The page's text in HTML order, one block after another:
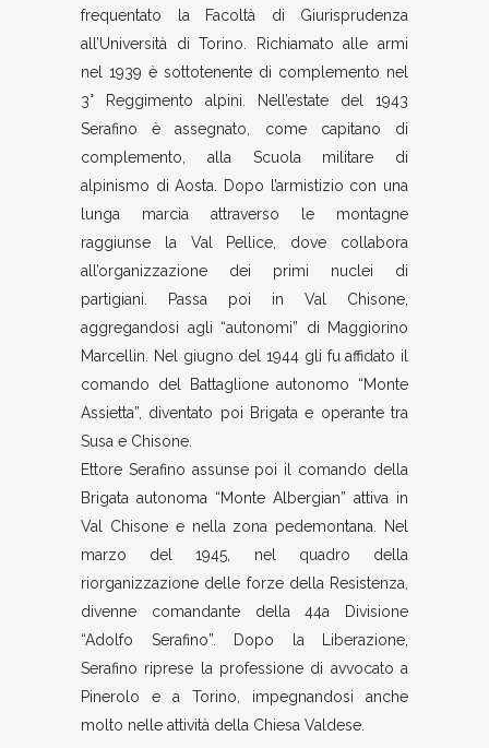
frequentato la Facoltà di Giurisprudenza
all’Università di Torino. Richiamato alle armi
nel 1939 è sottotenente di complemento nel
3° Reggimento alpini. Nell’estate del 1943
Serafino è assegnato, come capitano di
complemento, alla Scuola militare di
alpinismo di Aosta. Dopo l’armistizio con una
lunga marcia attraverso le montagne
raggiunse la Val Pellice, dove collabora
all’organizzazione dei primi nuclei di
partigiani. Passa poi in Val Chisone,
aggregandosi agli “autonomi” di Maggiorino
Marcellin. Nel giugno del 1944 gli fu affidato il
comando del Battaglione autonomo “Monte
Assietta”, diventato poi Brigata e operante tra
Susa e Chisone.
Ettore Serafino assunse poi il comando della
Brigata autonoma “Monte Albergian” attiva in
Val Chisone e nella zona pedemontana. Nel
marzo del 1945, nel quadro della
riorganizzazione delle forze della Resistenza,
divenne comandante della 44a Divisione
“Adolfo Serafino”. Dopo la Liberazione,
Serafino riprese la professione di avvocato a
Pinerolo e a Torino, impegnandosi anche
molto nelle attività della Chiesa Valdese.